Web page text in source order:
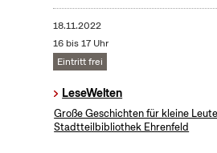
18.11.2022
16 bis 17 Uhr
Eintritt frei
LeseWelten
Große Geschichten für kleine
Stadtteilbibliothek Ehrenfeld